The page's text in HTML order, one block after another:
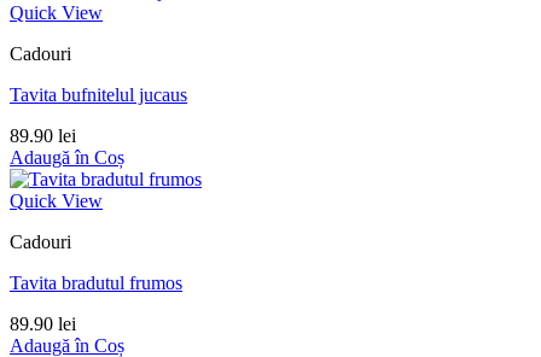
Quick View
Cadouri
Tavita bufnitelul jucaus
89.90 lei
Adaugă în Coș
Quick View
Cadouri
Tavita bradutul frumos
89.90 lei
Adaugă în Coș